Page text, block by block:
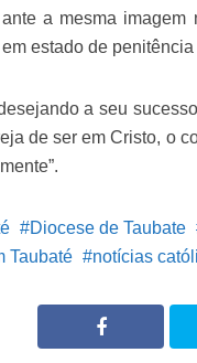
a mesma
estado de penitência
a seu
de ser em Cristo, o
Diocese de Taubate
Taubaté notícias